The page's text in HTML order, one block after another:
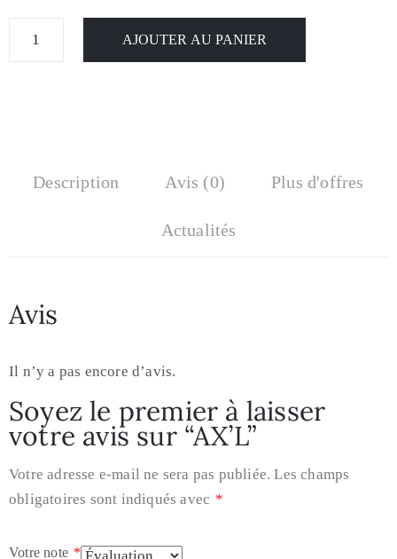
AJOUTER AU PANIER
Description Avis (0) Plus d'offres
Actualités
Avis
Il n’y a pas encore d’avis.
Soyez le premier à laisser
votre avis sur “AX’L”
Votre adresse e-mail ne sera pas publiée. Les champs
obligatoires sont indiqués avec *
Votre note *